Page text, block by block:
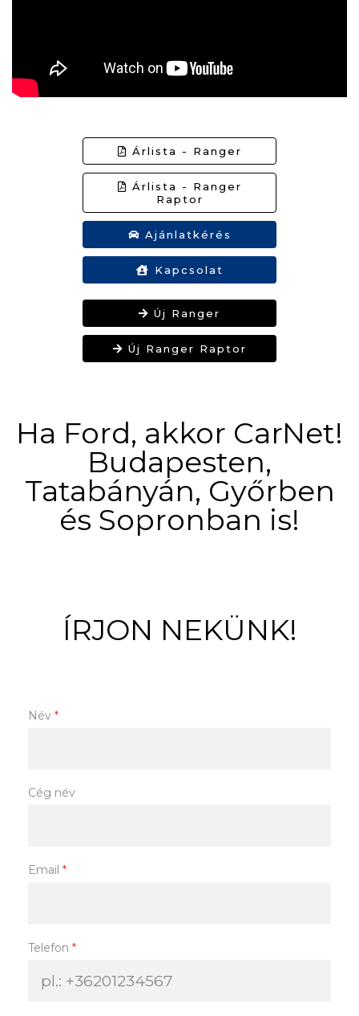
Árlista - Ranger
Árlista - Ranger
Raptor
Ajánlatkérés
Kapcsolat
Új Ranger
Új Ranger Raptor
Ha Ford, akkor CarNet!
Budapesten,
Tatabányán, Győrben
és Sopronban is!
ÍRJON NEKÜNK!
Név *
Cég név
Email *
Telefon *